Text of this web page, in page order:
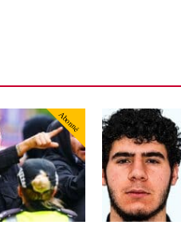
Abonné